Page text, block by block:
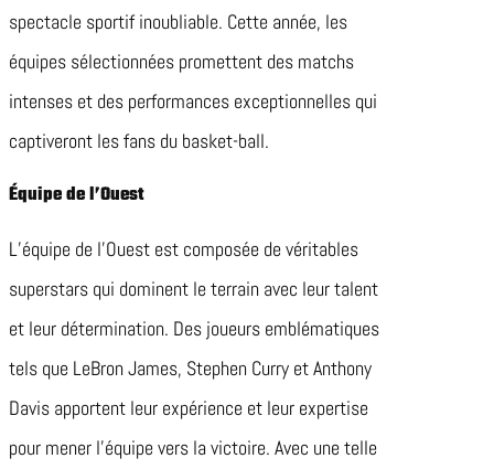
spectacle sportif inoubliable. Cette année, les
équipes sélectionnées promettent des matchs
intenses et des performances exceptionnelles qui
captiveront les fans du basket-ball.
Équipe de l’Ouest
L’équipe de l’Ouest est composée de véritables
superstars qui dominent le terrain avec leur talent
et leur détermination. Des joueurs emblématiques
tels que LeBron James, Stephen Curry et Anthony
Davis apportent leur expérience et leur expertise
pour mener l’équipe vers la victoire. Avec une telle